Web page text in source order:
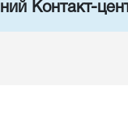
Контакт-